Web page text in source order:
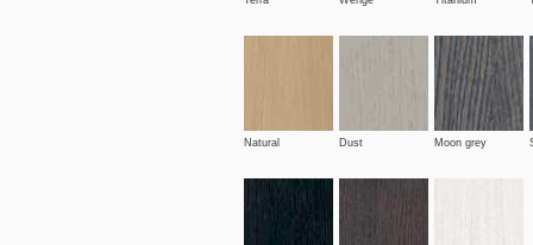
Natural Dust Moon grey